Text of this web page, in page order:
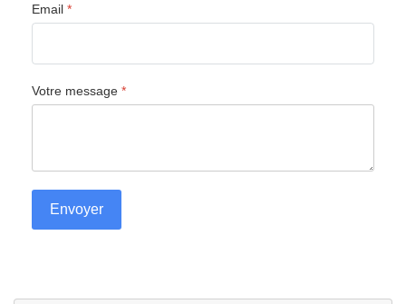
Email *
Votre message *
Envoyer